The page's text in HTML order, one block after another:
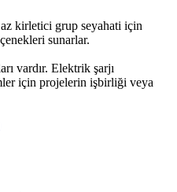
Elektrik şarjı